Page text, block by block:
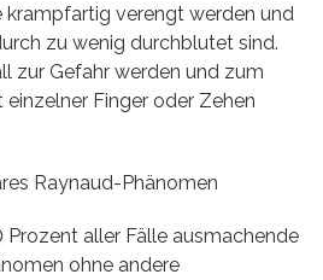
krampfartig verengt werden und
zu wenig durchblutet sind.
zur Gefahr werden und zum
Finger oder Zehen
Raynaud-Phänomen
aller Fälle ausmachende
ohne andere